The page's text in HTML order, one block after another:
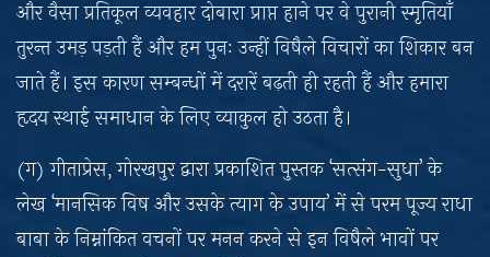
और वैसा प्रतिकूल व्यवहार दोबारा प्राप्त हाने पर वे पुरानी स्मृतियाँ
तुरन्त उमड़ पड़ती हैं और हम पुनः उन्हीं विषैले विचारों का शिकार बन
जाते हैं। इस कारण सम्बन्धों में दरारें बढ़ती ही रहती हैं और हमारा
हृदय स्थाई समाधान के लिए व्याकुल हो उठता है।
(ग) गीताप्रेस, गोरखपुर द्वारा प्रकाशित पुस्तक ‘सत्संग-सुधा’ के
लेख ‘मानसिक विष और उसके त्याग के उपाय’ में से परम पूज्य राधा
बाबा के निम्नांकित वचनों पर मनन करने से इन विषैले भावों पर